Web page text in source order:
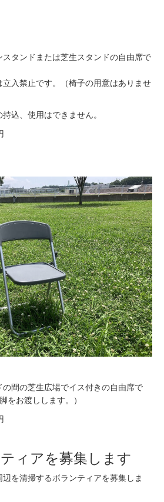
タンドまたは芝生スタンドの自由席で
立入禁止です。（椅子の用意はありませ
込、使用はできません。
間の芝生広場でイス付きの自由席で
をお渡しします。）
ィアを募集します
を清掃するボランティアを募集しま